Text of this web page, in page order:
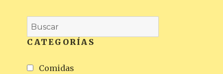
CATEGORÍAS
Comidas